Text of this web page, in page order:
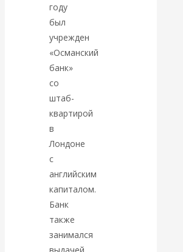
«Об этом
молчат»:
экономист
Валентин
Катасонов
считает, что
кризис в
банковской
году
был
учрежден
«Османский
банк»
со
штаб-
квартирой
в
Лондоне
с
английским
капиталом.
Банк
также
занимался